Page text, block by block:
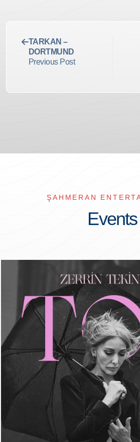
TARKAN –
DORTMUND
Previous Post
ŞAHMERAN
Events